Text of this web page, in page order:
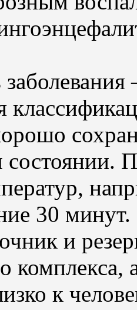
30 минут.
и
к